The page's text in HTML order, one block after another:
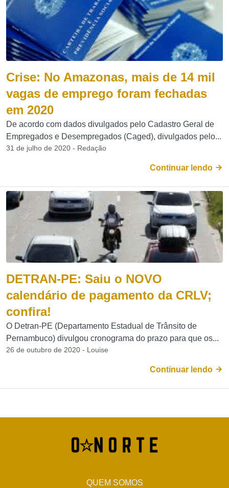
Crise: No Amazonas, mais de 14 mil
vagas de emprego foram fechadas
em 2020
De acordo com dados divulgados pelo Cadastro Geral de
Empregados e Desempregados (Caged), divulgados pelo...
31 de julho de 2020 - Redação
Continuar lendo
DETRAN-PE: Saiu o NOVO
calendário de pagamento da CRLV;
confira!
O Detran-PE (Departamento Estadual de Trânsito de
Pernambuco) divulgou cronograma do prazo para que os...
26 de outubro de 2020 - Louise
Continuar lendo
QUEM SOMOS